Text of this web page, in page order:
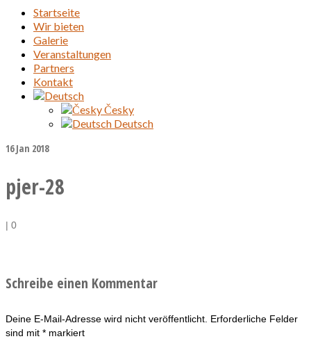
Startseite
Wir bieten
Galerie
Veranstaltungen
Partners
Kontakt
Česky
Deutsch
16Jan 2018
pjer-28
| 0
Schreibe einen Kommentar
Deine E-Mail-Adresse wird nicht veröffentlicht. Erforderliche Felder
sind mit * markiert